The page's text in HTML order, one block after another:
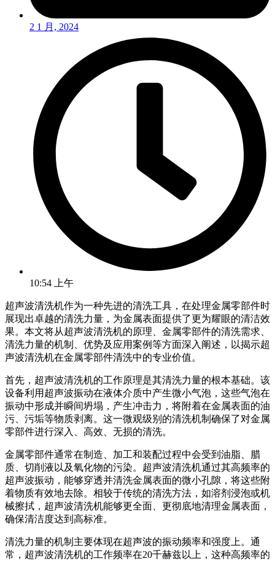
2 1 月, 2024
10:54 上午
超声波清洗机作为一种先进的清洗工具，在处理金属零部件时
展现出卓越的清洗力量，为金属表面提供了更为耀眼的清洁效
果。本文将从超声波清洗机的原理、金属零部件的清洗需求、
清洗力量的机制、优势及应用案例等方面深入阐述，以揭示超
声波清洗机在金属零部件清洗中的专业价值。
首先，超声波清洗机的工作原理是其清洗力量的根本基础。该
设备利用超声波振动在液体介质中产生微小气泡，这些气泡在
振动中形成并瞬间坍塌，产生冲击力，将附着在金属表面的油
污、污垢等物质剥离。这一微观级别的清洗机制确保了对金属
零部件进行深入、高效、无损的清洗。
金属零部件通常在制造、加工和装配过程中会受到油脂、腊
质、切削液以及氧化物的污染。超声波清洗机通过其高频率的
超声波振动，能够穿透并清洗金属表面的微小孔隙，将这些附
着物质有效地去除。相较于传统的清洗方法，如溶剂浸泡或机
械擦拭，超声波清洗机能够更全面、更彻底地清理金属表面，
确保清洁度达到高标准。
清洗力量的机制主要体现在超声波的振动频率和强度上。通
常，超声波清洗机的工作频率在20千赫兹以上，这种高频率的